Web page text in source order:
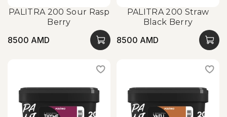
PALITRA 200 Sour Rasp
Berry
8500 AMD
PALITRA 200 Straw
Black Berry
8500 AMD